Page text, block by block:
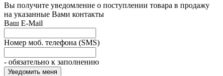
Вы получите уведомление о поступлении товара в продажу
на указанные Вами контакты
Ваш E-Mail
Номер моб. телефона (SMS)
- обязательно к заполнению